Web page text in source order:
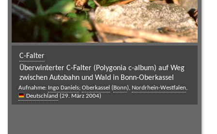
C-Falter
Überwinterter C-Falter (Polygonia c-album) auf Weg
zwischen Autobahn und Wald in Bonn-Oberkassel
Aufnahme: Ingo Daniels;Oberkassel ( Bonn), Nordrhein-Westfalen,
Deutschland (29. März 2004)